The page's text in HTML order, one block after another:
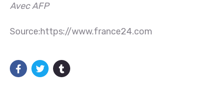
Avec AFP
Source:https://www.france24.com